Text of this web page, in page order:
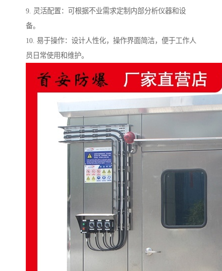
9. 灵活配置：可根据不业需求定制内部分析仪器和设
备。
10. 易于操作：设计人性化，操作界面简洁，便于工作人
员日常使用和维护。